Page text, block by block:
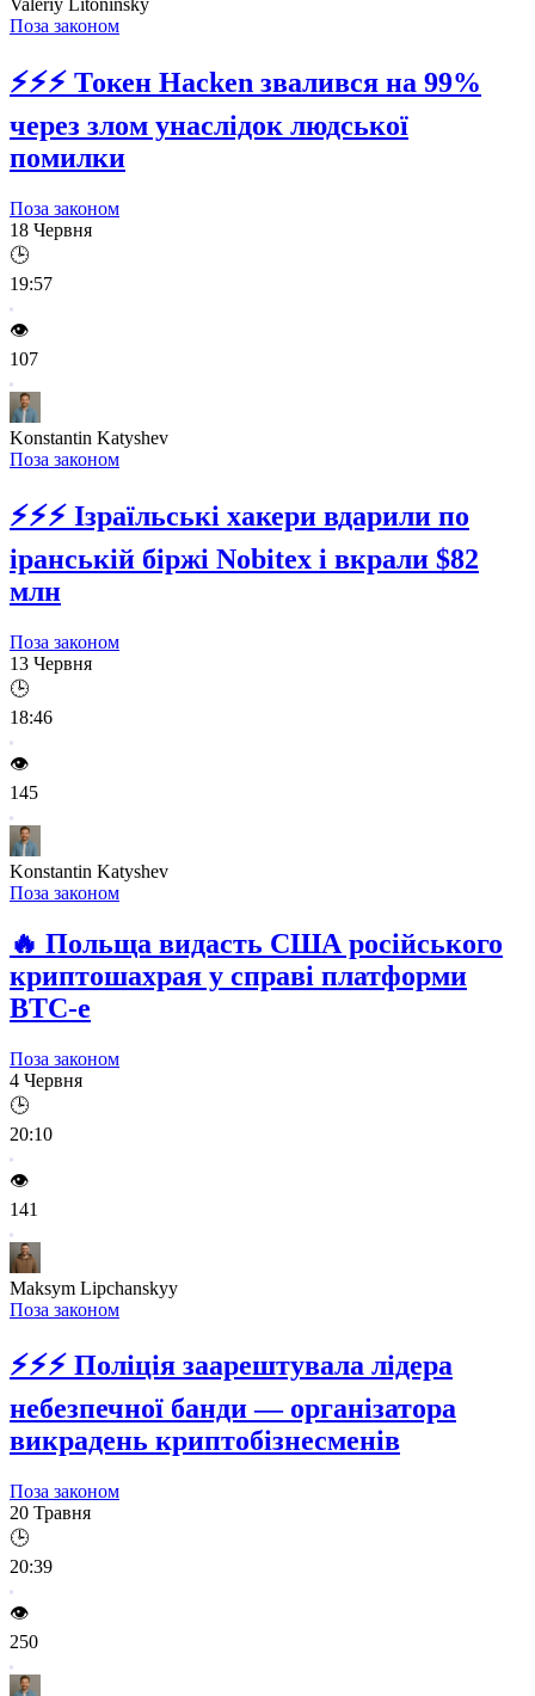
Valeriy Litoninsky
Поза законом
⚡⚡⚡ Токен Hacken звалився на 99%
через злом унаслідок людської
помилки
Поза законом
18 Червня
🕒
19:57
👁️
107
Konstantin Katyshev
Поза законом
⚡⚡⚡ Ізраїльські хакери вдарили по
іранській біржі Nobitex і вкрали $82
млн
Поза законом
13 Червня
🕒
18:46
👁️
145
Konstantin Katyshev
Поза законом
🔥 Польща видасть США російського
криптошахрая у справі платформи
BTC-e
Поза законом
4 Червня
🕒
20:10
👁️
141
Maksym Lipchanskyy
Поза законом
⚡⚡⚡ Поліція заарештувала лідера
небезпечної банди — організатора
викрадень криптобізнесменів
Поза законом
20 Травня
🕒
20:39
👁️
250